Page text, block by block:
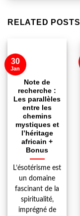
RELATED POSTS
Note de
recherche :
Les parallèles
entre les
chemins
mystiques et
l’héritage
africain +
Bonus
L’ésotérisme est
un domaine
fascinant de la
spiritualité,
imprégné de
30
Jan